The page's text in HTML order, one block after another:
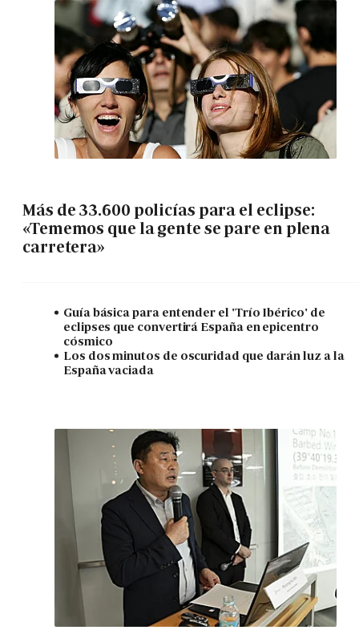
Más de 33.600 policías para el eclipse:
«Tememos que la gente se pare en plena
carretera»
Guía básica para entender el 'Trío Ibérico' de
eclipses que convertirá España en epicentro
cósmico
Los dos minutos de oscuridad que darán luz a la
España vaciada